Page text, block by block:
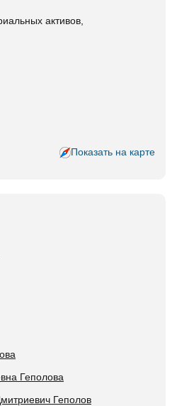
активов,
Показать на карте
Геполова
Геполов